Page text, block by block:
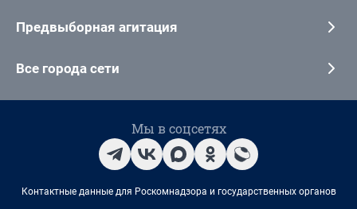
Предвыборная агитация
Все города сети
Мы в соцсетях
Контактные данные для Роскомнадзора и государственных органов